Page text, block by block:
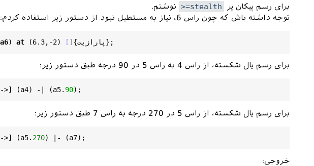
>] ( a5.270) |- (a7);
>] (a7 ) -- (a8
);
) -- ( a10);
}
برای رسم پیکان پر >=stealth نوشتم.
توجه داشته باش که چون راس 6، نیاز به مستطیل نبود از دستور زیر استفاده کردم:
a6) at (6.3,-2) [] { پارازیت}
برای رسم یال شکسته، از راس 4 به راس 5 در 90 درجه طبق دستور زیر:
>] (a4) -| (a5. 90
برای رسم یال شکسته، از راس 5 در 270 درجه به راس 7 طبق دستور زیر:
>] (a5. 270
خروجی: